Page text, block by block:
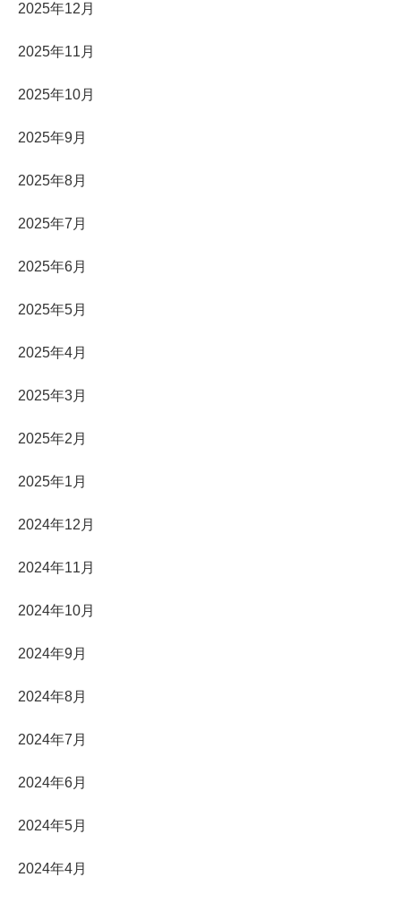
2025年12月
2025年11月
2025年10月
2025年9月
2025年8月
2025年7月
2025年6月
2025年5月
2025年4月
2025年3月
2025年2月
2025年1月
2024年12月
2024年11月
2024年10月
2024年9月
2024年8月
2024年7月
2024年6月
2024年5月
2024年4月